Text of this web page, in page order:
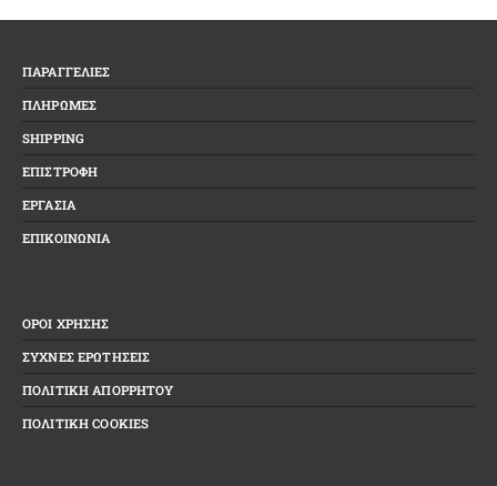
ΠΑΡΑΓΓΕΛΙΕΣ
ΠΛΗΡΩΜΕΣ
SHIPPING
ΕΠΙΣΤΡΟΦΗ
ΕΡΓΑΣΙΑ
ΕΠΙΚΟΙΝΩΝΙΑ
ΟΡΟΙ ΧΡΗΣΗΣ
ΣΥΧΝΕΣ ΕΡΩΤΗΣΕΙΣ
ΠΟΛΙΤΙΚΗ ΑΠΟΡΡΗΤΟΥ
ΠΟΛΙΤΙΚΗ COOKIES